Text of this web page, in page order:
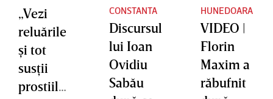
„Vezi
reluările
şi tot
susţii
prostiile
CONSTANTA
Discursul
lui Ioan
Ovidiu
Sabău
HUNEDOARA
VIDEO |
Florin
Maxim a
răbufnit